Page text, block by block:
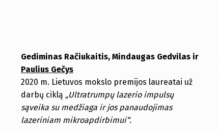
Gediminas Račiukaitis, Mindaugas Gedvilas ir
Paulius Gečys
2020 m. Lietuvos mokslo premijos laureatai už
darbų ciklą „Ultratrumpų lazerio impulsų
sąveika su medžiaga ir jos panaudojimas
lazeriniam mikroapdirbimui“.